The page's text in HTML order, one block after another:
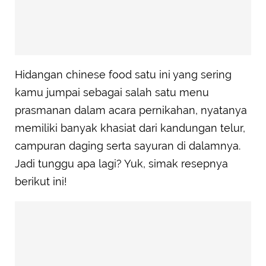
Hidangan chinese food satu ini yang sering
kamu jumpai sebagai salah satu menu
prasmanan dalam acara pernikahan, nyatanya
memiliki banyak khasiat dari kandungan telur,
campuran daging serta sayuran di dalamnya.
Jadi tunggu apa lagi? Yuk, simak resepnya
berikut ini!